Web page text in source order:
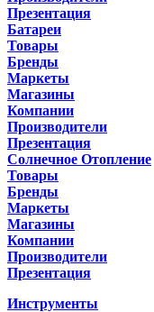
Презентация
Батареи
Товары
Бренды
Маркеты
Магазины
Компании
Производители
Презентация
Солнечное Отопление
Товары
Бренды
Маркеты
Магазины
Компании
Производители
Презентация
Инструменты